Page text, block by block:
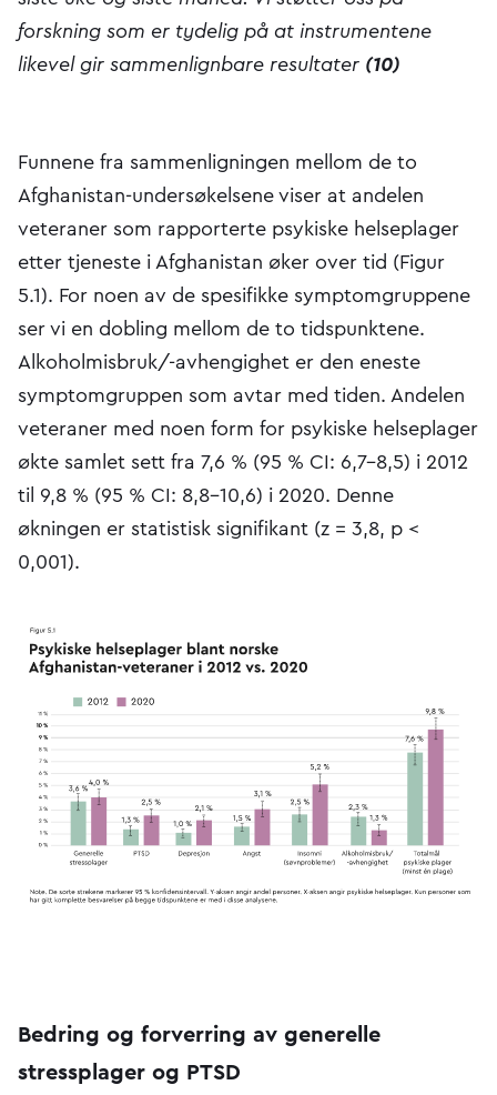
forskning som er tydelig på at instrumentene
likevel gir sammenlignbare resultater (10)
Funnene fra sammenligningen mellom de to
Afghanistan-undersøkelsene viser at andelen
veteraner som rapporterte psykiske helseplager
etter tjeneste i Afghanistan øker over tid (Figur
5.1). For noen av de spesifikke symptomgruppene
ser vi en dobling mellom de to tidspunktene.
Alkoholmisbruk/-avhengighet er den eneste
symptomgruppen som avtar med tiden. Andelen
veteraner med noen form for psykiske helseplager
økte samlet sett fra 7,6 % (95 % CI: 6,7-8,5) i 2012
til 9,8 % (95 % CI: 8,8-10,6) i 2020. Denne
økningen er statistisk signifikant (z = 3,8, p <
0,001).
Bedring og forverring av generelle
stressplager og PTSD